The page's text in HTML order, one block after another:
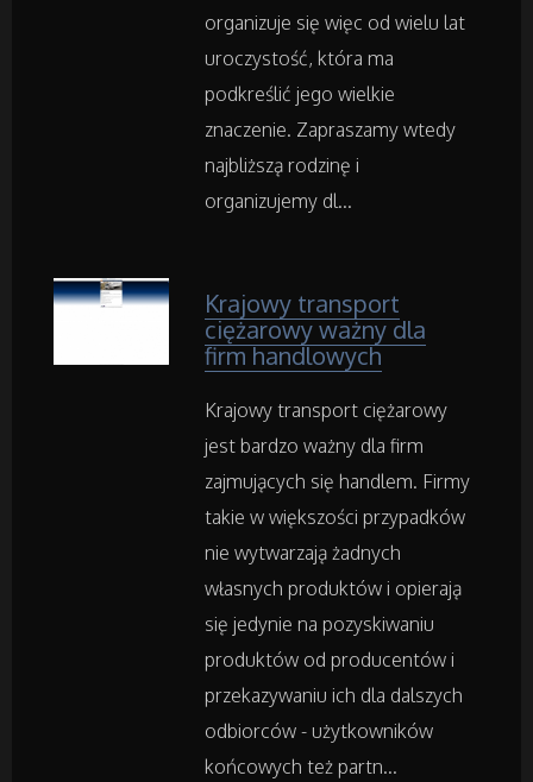
Opieka
Inne Usługi
Noclegi
Podróże
Wypoczynek
Wellness
Dietetyka, Odchudzanie
Kosmetyki
Leczenie
Salony Kosmetyczne
organizuje się więc od wielu lat
uroczystość, która ma
podkreślić jego wielkie
znaczenie. Zapraszamy wtedy
najbliższą rodzinę i
organizujemy dl...
Krajowy transport
ciężarowy ważny dla
firm handlowych
Krajowy transport ciężarowy
jest bardzo ważny dla firm
zajmujących się handlem. Firmy
takie w większości przypadków
nie wytwarzają żadnych
własnych produktów i opierają
się jedynie na pozyskiwaniu
produktów od producentów i
przekazywaniu ich dla dalszych
odbiorców - użytkowników
końcowych też partn...